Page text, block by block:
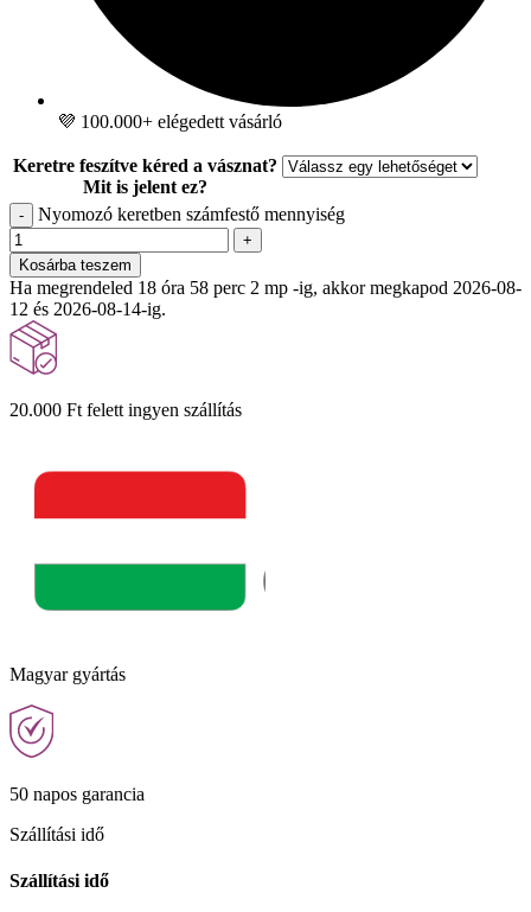
💜 100.000+ elégedett vásárló
Keretre feszítve kéred a vásznat?
Mit is jelent ez?
- Nyomozó keretben számfestő mennyiség
+
Kosárba teszem
Ha megrendeled 18 óra 58 perc 1 mp -ig, akkor megkapod 2026-08-
12 és 2026-08-14-ig.
20.000 Ft felett ingyen szállítás
Magyar gyártás
50 napos garancia
Szállítási idő
Szállítási idő